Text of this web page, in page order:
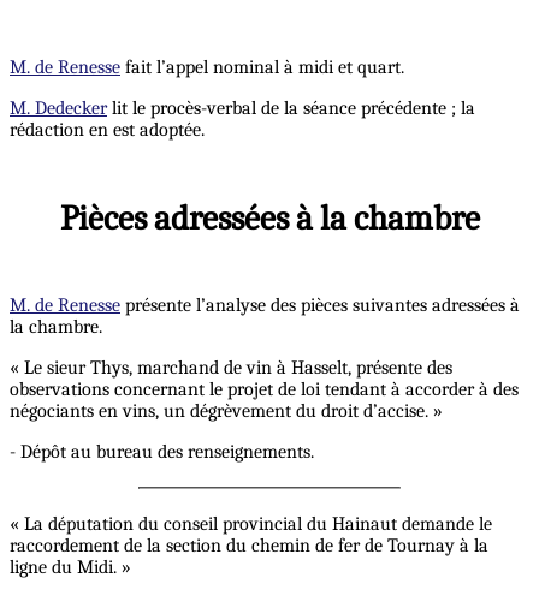
M. de Renesse fait l’appel nominal à midi et quart.
M. Dedeckerlit le procès-verbal de la séance précédente ; la
rédaction en est adoptée.
Pièces adressées à la chambre
M. de Renesse présente l’analyse des pièces suivantes adressées à
la chambre.
« Le sieur Thys, marchand de vin à Hasselt, présente des
observations concernant le projet de loi tendant à accorder à des
négociants en vins, un dégrèvement du droit d’accise. »
- Dépôt au bureau des renseignements.
« La députation du conseil provincial du Hainaut demande le
raccordement de la section du chemin de fer de Tournay à la
ligne du Midi. »